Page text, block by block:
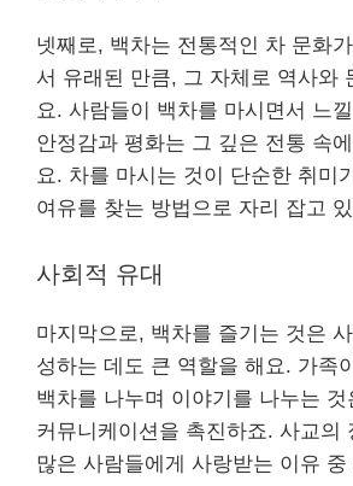
넷째로, 백차는 전통적인 차 문화
서 유래된 만큼, 그 자체로 역사와
요. 사람들이 백차를 마시면서 느
안정감과 평화는 그 깊은 전통 속
요. 차를 마시는 것이 단순한 취미
여유를 찾는 방법으로 자리 잡고
사회적 유대
마지막으로, 백차를 즐기는 것은
성하는 데도 큰 역할을 해요. 가족
백차를 나누며 이야기를 나누는 것
커뮤니케이션을 촉진하죠. 사교의
많은 사람들에게 사랑받는 이유 중